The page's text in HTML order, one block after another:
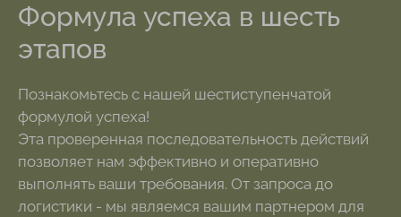
Формула успеха в шесть
этапов
Познакомьтесь с нашей шестиступенчатой
формулой успеха!
Эта проверенная последовательность действий
позволяет нам эффективно и оперативно
выполнять ваши требования. От запроса до
логистики - мы являемся вашим партнером для